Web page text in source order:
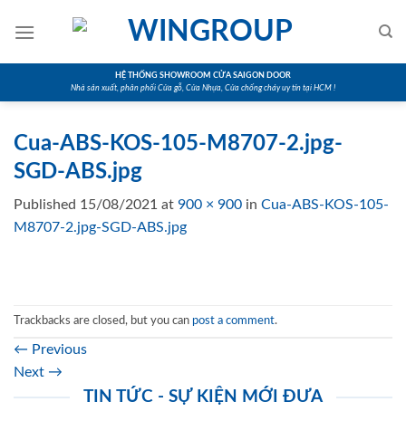
HỆ THỐNG SHOWROOM CỬA SAIGON DOOR
Nhà sản xuất, phân phối Cửa gỗ, Cửa Nhựa, Cửa chống cháy uy tín tại HCM !
Cua-ABS-KOS-105-M8707-2.jpg-
SGD-ABS.jpg
Published 15/08/2021 at 900 × 900 in Cua-ABS-KOS-105-
M8707-2.jpg-SGD-ABS.jpg
Trackbacks are closed, but you can post a comment.
← Previous
Next →
TIN TỨC - SỰ KIỆN MỚI ĐƯA